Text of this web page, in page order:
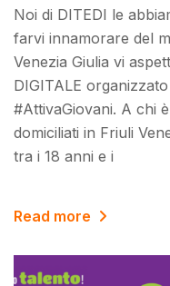
Noi di DITEDI le
farvi innamorare del
Venezia Giulia vi
DIGITALE
#AttivaGiovani. A chi
domiciliati in Friuli
tra i 18 anni e i
Read more